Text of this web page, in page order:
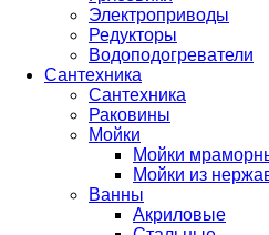
Электроприводы
Редукторы
Водоподогреватели
Сантехника
Сантехника
Раковины
Мойки
Мойки
Мойки из
Ванны
Акриловые